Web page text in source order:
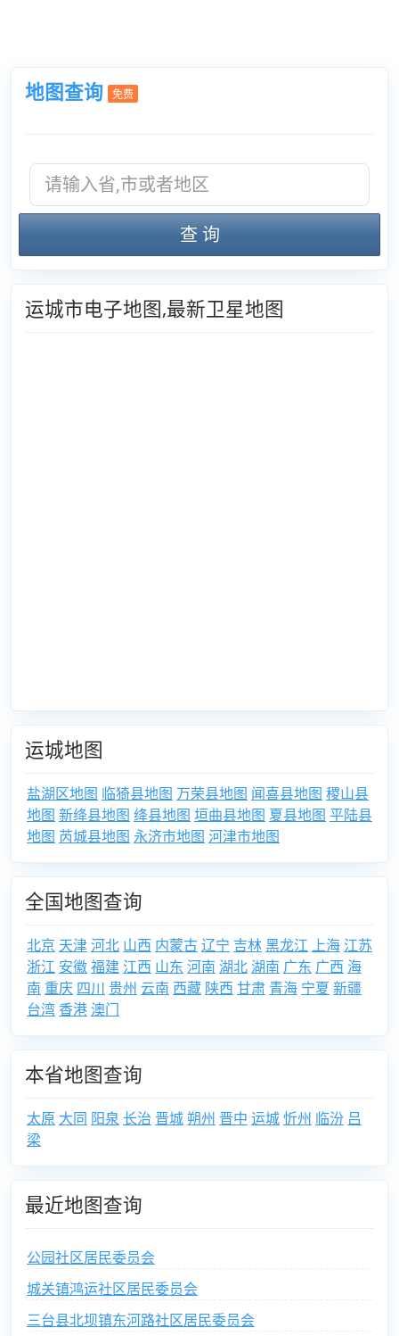
地图查询 免费
查 询
运城市电子地图,最新卫星地图
运城地图
盐湖区地图 临猗县地图 万荣县地图 闻喜县地图 稷山县
地图 新绛县地图 绛县地图 垣曲县地图 夏县地图 平陆县
地图 芮城县地图 永济市地图 河津市地图
全国地图查询
北京 天津河北 山西 内蒙古辽宁 吉林黑龙江 上海 江苏
浙江 安徽福建 江西 山东 河南 湖北湖南 广东 广西 海
南 重庆 四川 贵州 云南 西藏 陕西 甘肃 青海 宁夏 新疆
台湾 香港 澳门
本省地图查询
太原 大同 阳泉 长治 晋城朔州 晋中 运城忻州 临汾 吕
梁
最近地图查询
公园社区居民委员会
城关镇鸿运社区居民委员会
三台县北坝镇东河路社区居民委员会